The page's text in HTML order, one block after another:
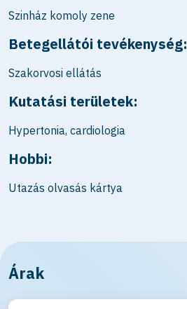
Szinház komoly zene
Betegellátói tevékenység:
Szakorvosi ellátás
Kutatási területek:
Hypertonia, cardiologia
Hobbi:
Utazás olvasás kártya
Árak